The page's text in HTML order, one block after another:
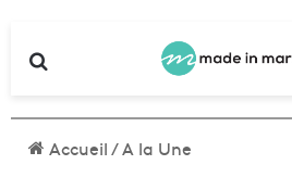
Accueil/A la Une